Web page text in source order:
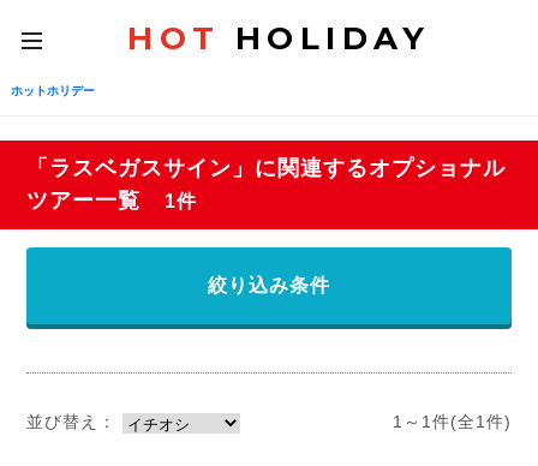
toggle
navigation
HOT HOLIDAY
ホットホリデー
「ラスベガスサイン」に関連するオプショナル
ツアー一覧
1件
絞り込み条件
並び替え： 1～1件(全1件)